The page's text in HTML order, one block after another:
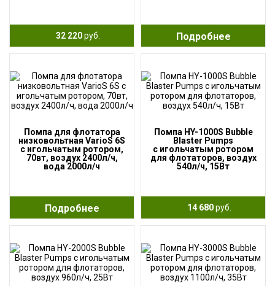
32 220руб. Подробнее
Помпа для флотатора
низковольтная VarioS 6S
с игольчатым ротором,
70вт, воздух 2400л/ч,
вода 2000л/ч
Подробнее
Помпа HY-1000S Bubble
Blaster Pumps
с игольчатым ротором
для флотаторов, воздух
540л/ч, 15Вт
14 680руб.